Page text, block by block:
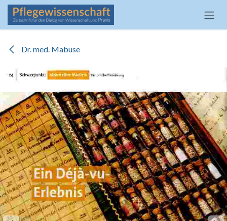
Zum Inhalt springen
Dr. med. Mabuse